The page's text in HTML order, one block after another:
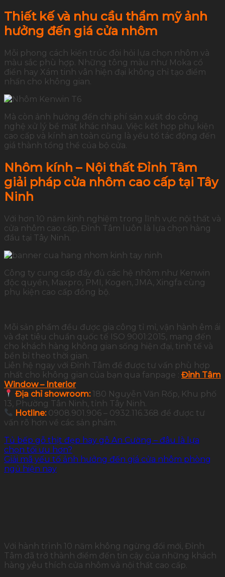
Thiết kế và nhu cầu thẩm mỹ ảnh
hưởng đến giá cửa nhôm
Mỗi phong cách kiến trúc đòi hỏi lựa chọn nhôm và
màu sắc phù hợp. Những tông màu như Moka cổ
điển hay Xám tinh vân hiện đại không chỉ tạo điểm
nhấn cho không gian.
Mà còn ảnh hưởng đến chi phí sản xuất do công
nghệ xử lý bề mặt khác nhau. Việc kết hợp phụ kiện
cao cấp và kính an toàn cũng là yếu tố tác động đến
giá thành tổng thể của bộ cửa.
Nhôm kính – Nội thất Đỉnh Tâm
giải pháp cửa nhôm cao cấp tại Tây
Ninh
Với hơn 10 năm kinh nghiệm trong lĩnh vực nội thất và
cửa nhôm cao cấp, Đỉnh Tâm luôn là lựa chọn hàng
đầu tại Tây Ninh.
Công ty cung cấp đầy đủ các hệ nhôm như Kenwin
độc quyền, Maxpro, PMI, Kogen, JMA, Xingfa cùng
phụ kiện cao cấp đồng bộ.
Mỗi sản phẩm đều được gia công tỉ mỉ, vận hành êm ái
và đạt tiêu chuẩn quốc tế ISO 9001:2015, mang đến
cho khách hàng không gian sống hiện đại, tinh tế và
bền bỉ theo thời gian.
Liên hệ ngay với Đỉnh Tâm để được tư vấn phù hợp
nhất cho không gian của bạn qua fanpage : Đỉnh Tâm
Window – Interior
Địa chỉ showroom:180 Nguyễn Văn Rốp, Khu phố
13, Phường Tân Ninh, tỉnh Tây Ninh.
Hotline: 0908.901.906 – 0932.116.368 để được tư
vấn rõ hơn về các sản phẩm.
Tủ bếp gỗ thịt đẹp hay gỗ An Cường – đâu là lựa
chọn tối ưu hơn?
Giải mã yếu tố ảnh hưởng đến giá cửa nhôm phòng
ngủ hiện nay
Với hành trình 10 năm không ngừng đổi mới, Đỉnh
Tâm đã trở thành điểm đến tin cậy của những khách
hàng yêu thích cửa nhôm và nội thất cao cấp.